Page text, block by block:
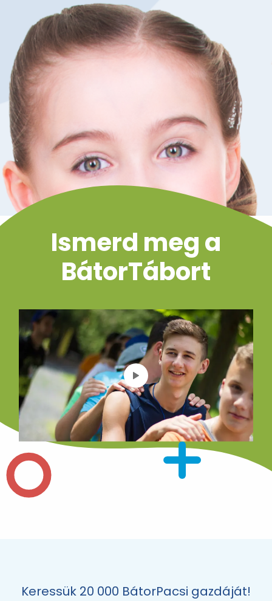
Ismerd meg a
BátorTábort
Keressük 20 000 BátorPacsi gazdáját!